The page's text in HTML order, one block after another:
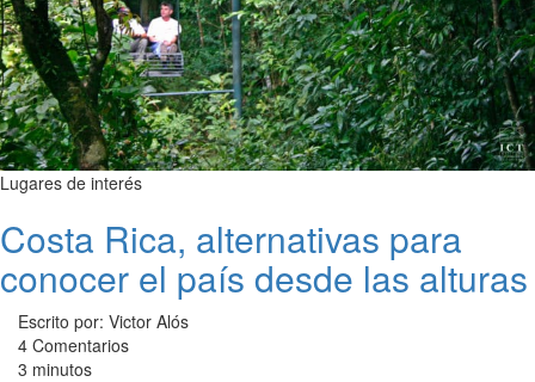
Lugares de interés
Costa Rica, alternativas para
conocer el país desde las alturas
Escrito por: Victor Alós
4 Comentarios
3 minutos